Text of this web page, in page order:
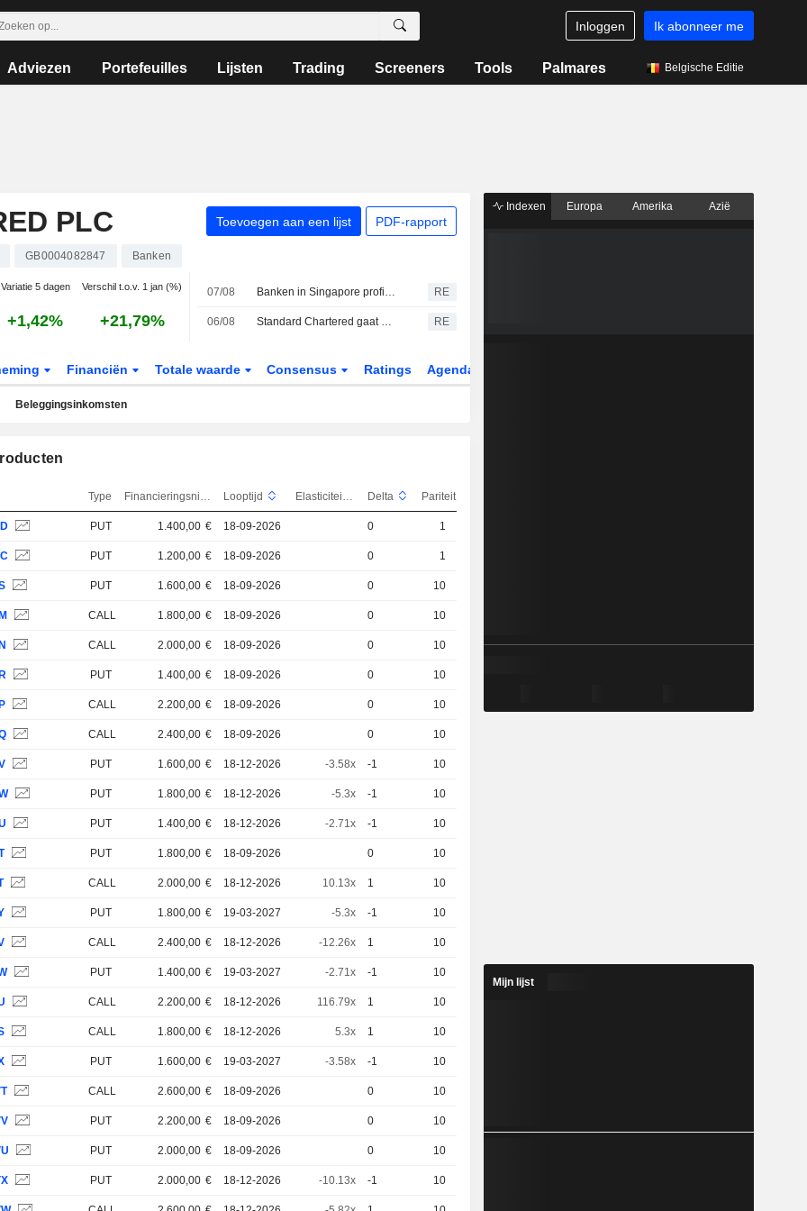
Inloggen Ik abonneer me
Adviezen Portefeuilles Lijsten Trading Screeners Tools Palmares Belgische Editie
PLC Toevoegen aan een lijst PDF-rapport
GB0004082847 Banken
Variatie 5 dagen Verschil t.o.v. 1 jan (%)
+1,42% +21,79%
07/08 Banken in Singapore profiteren van Aziatische rijkdom om tegenwind door rente te trotseren RE
06/08 Standard Chartered gaat vermogensproducten aanbieden in Indiaas financieel centrum GIFT City RE
Financiën Totale waarde Consensus Ratings Agenda
Beleggingsinkomsten
Type Financieringsniveau Looptijd Elasticiteit Delta Pariteit
PUT 1.400,00 € 18-09-2026 0 1
PUT 1.200,00 € 18-09-2026 0 1
PUT 1.600,00 € 18-09-2026 0 10
CALL 1.800,00 € 18-09-2026 0 10
CALL 2.000,00 € 18-09-2026 0 10 0,2900EUR
PUT 1.400,00 € 18-09-2026 0 10
CALL 2.200,00 € 18-09-2026 0 10
CALL 2.400,00 € 18-09-2026 0 10
PUT 1.600,00 € 18-12-2026 -3.58x -1 10
PUT 1.800,00 € 18-12-2026 -5.3x -1 10
PUT 1.400,00 € 18-12-2026 -2.71x -1 10
PUT 1.800,00 € 18-09-2026 0 10
CALL 2.000,00 € 18-12-2026 10.13x 1 10
PUT 1.800,00 € 19-03-2027 -5.3x -1 10
CALL 2.400,00 € 18-12-2026 -12.26x 1 10
PUT 1.400,00 € 19-03-2027 -2.71x -1 10
CALL 2.200,00 € 18-12-2026 116.79x 1 10
CALL 1.800,00 € 18-12-2026 5.3x 1 10
PUT 1.600,00 € 19-03-2027 -3.58x -1 10
CALL 2.600,00 € 18-09-2026 0 10
PUT 2.200,00 € 18-09-2026 0 10
PUT 2.000,00 € 18-09-2026 0 10
PUT 2.000,00 € 18-12-2026 -10.13x -1 10
Indexen Europa Amerika Azië
Mijn lijst